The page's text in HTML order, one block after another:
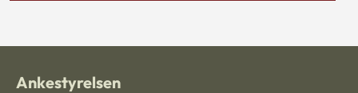
Ankestyrelsen